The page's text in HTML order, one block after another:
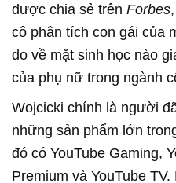
được chia sẻ trên Forbes
cô phân tích con gái của
do về mặt sinh học nào
của phụ nữ trong ngành
Wojcicki chính là người
những sản phẩm lớn
đó có YouTube Gaming,
Premium và YouTube